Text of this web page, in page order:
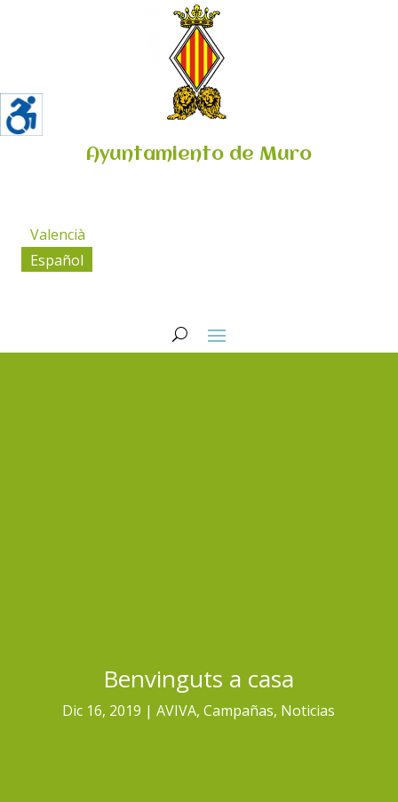
Ayuntamiento de Muro
Valencià
Español
Benvinguts a casa
Dic 16, 2019 AVIVA,Campañas, Noticias